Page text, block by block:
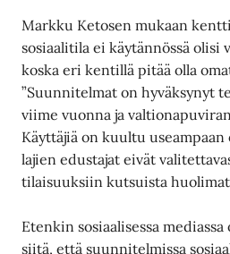
Markku Ketosen mukaan
sosiaalitila ei käytännössä olisi
koska eri kentillä pitää olla
”Suunnitelmat on hyväksynyt
viime vuonna ja
Käyttäjiä on kuultu
lajien edustajat eivät
tilaisuuksiin kutsuista
Etenkin sosiaalisessa
siitä, että suunnitelmissa